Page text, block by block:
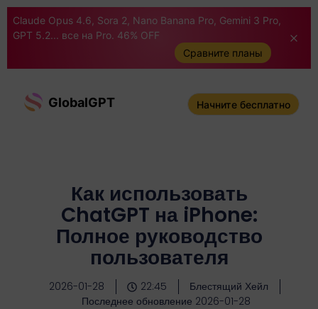
Claude Opus 4.6, Sora 2, Nano Banana Pro, Gemini 3 Pro,
GPT 5.2... все на Pro. 46% OFF
Сравните планы
GlobalGPT Начните бесплатно
Как использовать
ChatGPT на iPhone:
Полное руководство
пользователя
2026-01-28 22:45
Блестящий Хейл
Последнее обновление 2026-01-28